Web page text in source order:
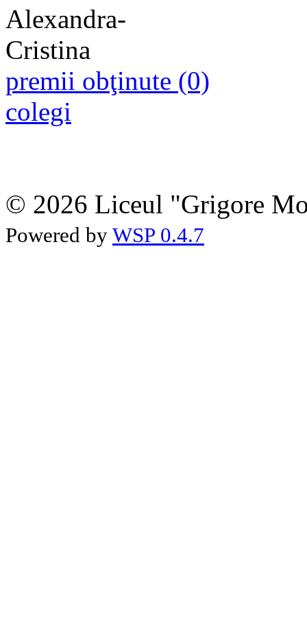
premii obţinute (0)
colegi
© 2026 Liceul "Grigore
Powered by WSP 0.4.7